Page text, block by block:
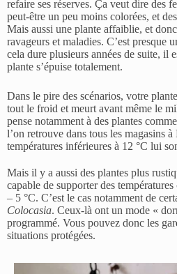
refaire ses réserves. Ça veut dire des
peut-être un peu moins colorées, et
Mais aussi une plante affaiblie, et
ravageurs et maladies. C’est presque
cela dure plusieurs années de suite, il
plante s’épuise totalement.
Dans le pire des scénarios, votre
tout le froid et meurt avant même le
pense notamment à des plantes
l’on retrouve dans tous les magasins
températures inférieures à 12 °C lui
Mais il y a aussi des plantes plus
capable de supporter des
– 5 °C. C’est le cas notamment de
Colocasia. Ceux-là ont un mode «
programmé. Vous pouvez donc les
situations protégées.